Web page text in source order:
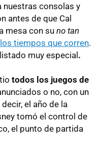
nuestras consolas y
antes de que Cal
mesa con suno tan
tiempos que corren.
muy especial .
todos los juegos de
o no, con un
el año de la
tomó el control de
el punto de partida